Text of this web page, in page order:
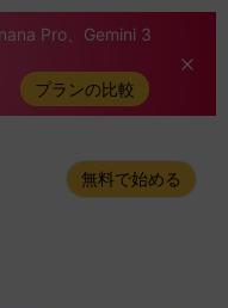
Pro、Gemini 3
プランの比較
無料で始める